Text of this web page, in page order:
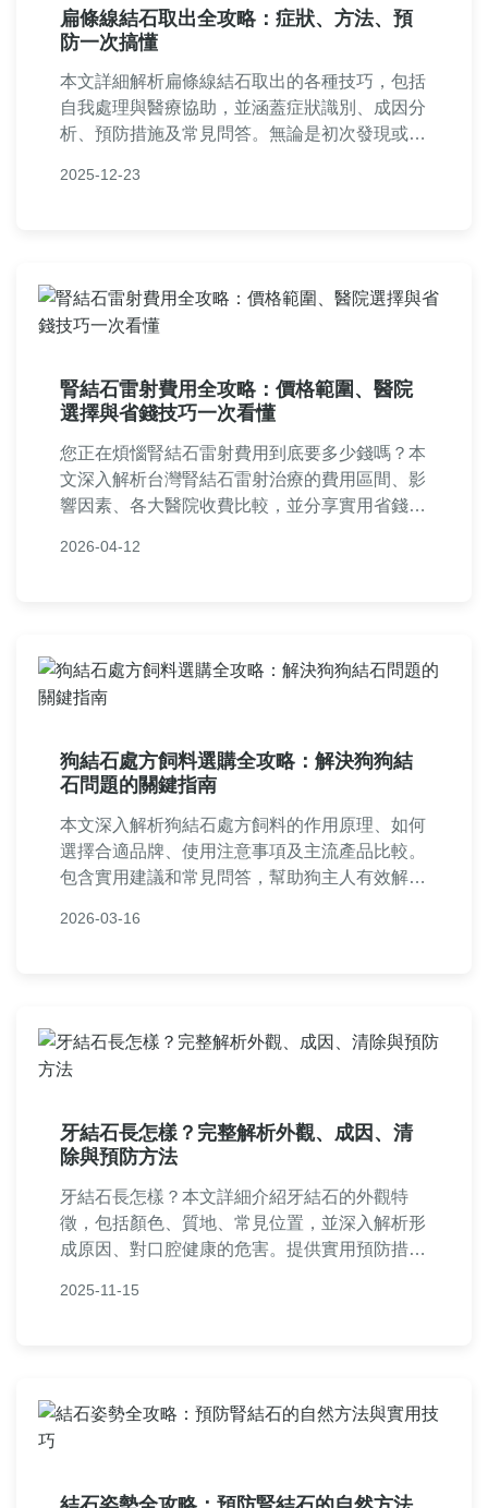
扁條線結石取出全攻略：症狀、方法、預
防一次搞懂
本文詳細解析扁條線結石取出的各種技巧，包括
自我處理與醫療協助，並涵蓋症狀識別、成因分
析、預防措施及常見問答。無論是初次發現或長
2025-12-23
腎結石雷射費用全攻略：價格範圍、醫院
選擇與省錢技巧一次看懂
您正在煩惱腎結石雷射費用到底要多少錢嗎？本
文深入解析台灣腎結石雷射治療的費用區間、影
響因素、各大醫院收費比較，並分享實用省錢建
顧全面掌握。
2026-04-12
狗結石處方飼料選購全攻略：解決狗狗結
石問題的關鍵指南
本文深入解析狗結石處方飼料的作用原理、如何
選擇合適品牌、使用注意事項及主流產品比較。
包含實用建議和常見問答，幫助狗主人有效解決
保寵物健康。
2026-03-16
牙結石長怎樣？完整解析外觀、成因、清
除與預防方法
牙結石長怎樣？本文詳細介紹牙結石的外觀特
徵，包括顏色、質地、常見位置，並深入解析形
成原因、對口腔健康的危害。提供實用預防措施
含常見問答，解答牙結石是否會自己脫落、如何
2025-11-15